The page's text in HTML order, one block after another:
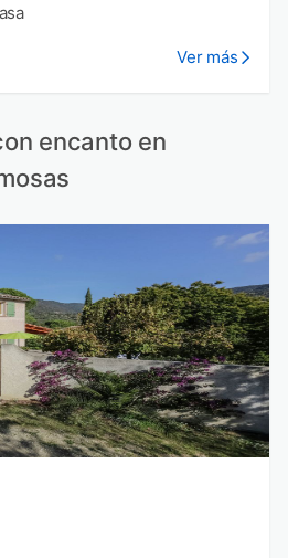
Ver más
encanto en